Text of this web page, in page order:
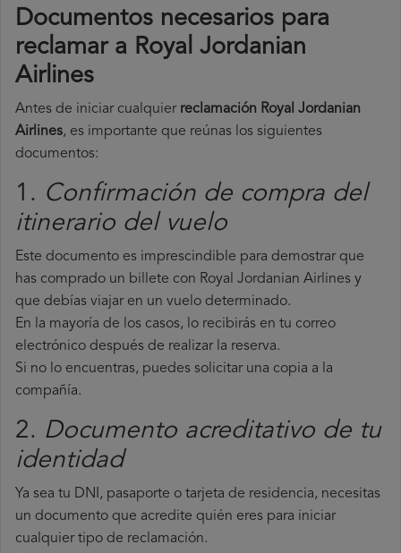
Documentos necesarios para
reclamar a Royal Jordanian
Airlines
Antes de iniciar cualquier reclamación Royal Jordanian
Airlines, es importante que reúnas los siguientes
documentos:
1. Confirmación de compra del
itinerario del vuelo
Este documento es imprescindible para demostrar que
has comprado un billete con Royal Jordanian Airlines y
que debías viajar en un vuelo determinado.
En la mayoría de los casos, lo recibirás en tu correo
electrónico después de realizar la reserva.
Si no lo encuentras, puedes solicitar una copia a la
compañía.
2. Documento acreditativo de tu
identidad
Ya sea tu DNI, pasaporte o tarjeta de residencia, necesitas
un documento que acredite quién eres para iniciar
cualquier tipo de reclamación.